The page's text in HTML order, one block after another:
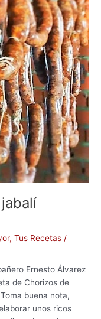
,Tus Recetas /
Ernesto Álvarez
de Chorizos de
buena nota,
unos ricos